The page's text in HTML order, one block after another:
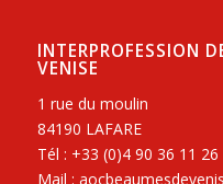
INTERPROFESSION
VENISE
1 rue du moulin
84190 LAFARE
Tél : +33 (0)4 90 36 11 26
Mail :